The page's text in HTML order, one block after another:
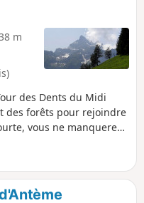
m
des Dents du Midi
des forêts pour rejoindre
vous ne manquerez
sur les Dents du Midi